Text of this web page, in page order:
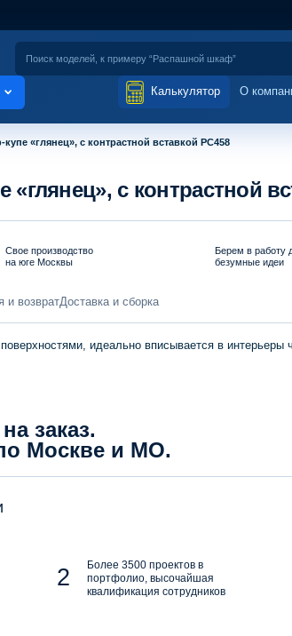
Калькулятор О
«глянец», с контрастной вставкой PC458
с контрастной
Свое производство
на юге Москвы
Берем в работу
безумные идеи
и возвратДоставка и сборка
идеально вписывается в интерьеры
заказ.
Москве и МО.
Более 3500 проектов в
портфолио, высочайшая
квалификация сотрудников